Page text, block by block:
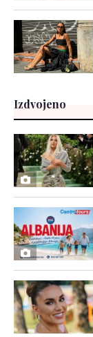
Izdvojeno